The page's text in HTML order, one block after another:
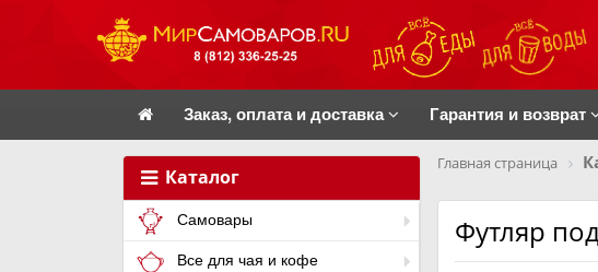
Заказ, оплата и доставка Гарантия и возврат
Каталог
Самовары
Все для чая и кофе
Главная страница
Футляр